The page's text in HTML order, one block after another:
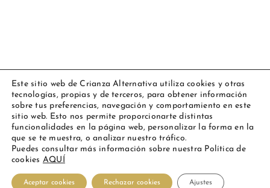
Copyright 2023 Amarsupiel | Aviso legal | Política de cookies
Todos los derechos reservados
FacebookInstagramYouTubePersonalizado
Este sitio web de Crianza Alternativa utiliza cookies y otras
tecnologías, propias y de terceros, para obtener información
sobre tus preferencias, navegación y comportamiento en este
sitio web. Esto nos permite proporcionarte distintas
funcionalidades en la página web, personalizar la forma en la
que se te muestra, o analizar nuestro tráfico.
Puedes consultar más información sobre nuestra Política de
cookies AQUÍ
Aceptar cookies Rechazar cookies Ajustes